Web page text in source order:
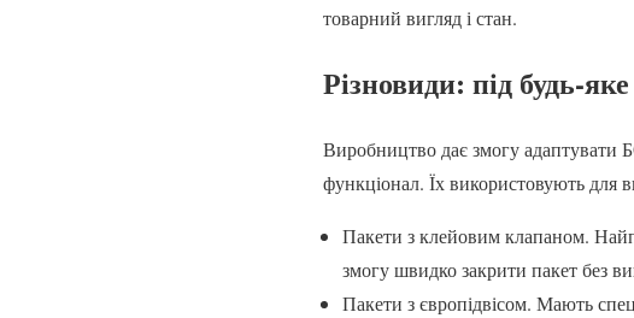
товарний вигляд і стан.
Різновиди: під будь-
Виробництво дає змогу адаптувати
функціонал. Їх використовують для
Пакети з клейовим клапаном.
змогу швидко закрити пакет без
Пакети з європідвісом. Мають